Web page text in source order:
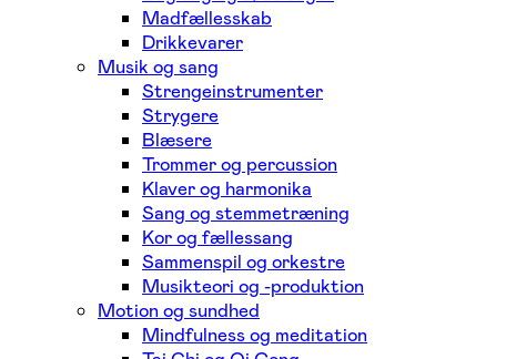
Madfællesskab
Drikkevarer
Musik og sang
Strengeinstrumenter
Strygere
Blæsere
Trommer og percussion
Klaver og harmonika
Sang og stemmetræning
Kor og fællessang
Sammenspil og orkestre
Musikteori og -produktion
Motion og sundhed
Mindfulness og meditation